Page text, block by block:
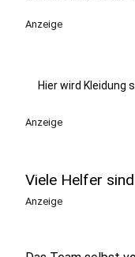
Anzeige
Hier wird Kleidung
Anzeige
Viele Helfer
Anzeige